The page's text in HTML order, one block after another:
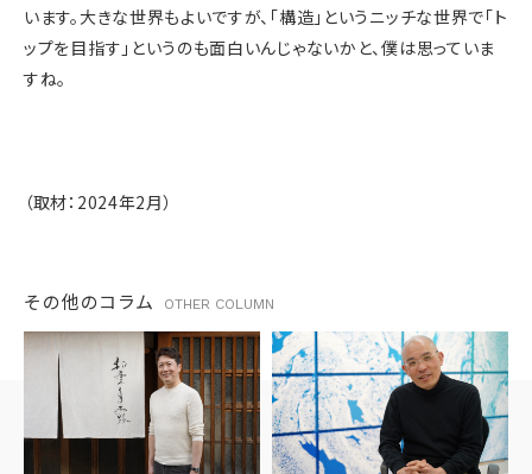
います。大きな世界もよいですが、「構造」というニッチな世界で「ト
ップを目指す」というのも面白いんじゃないかと、僕は思っていま
すね。
（取材：2024年2月）
その他のコラム OTHER COLUMN